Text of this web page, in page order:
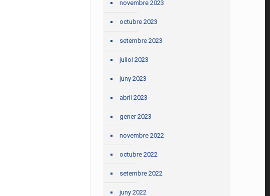
novembre 2023
octubre 2023
setembre 2023
juliol 2023
juny 2023
abril 2023
gener 2023
novembre 2022
octubre 2022
setembre 2022
juny 2022